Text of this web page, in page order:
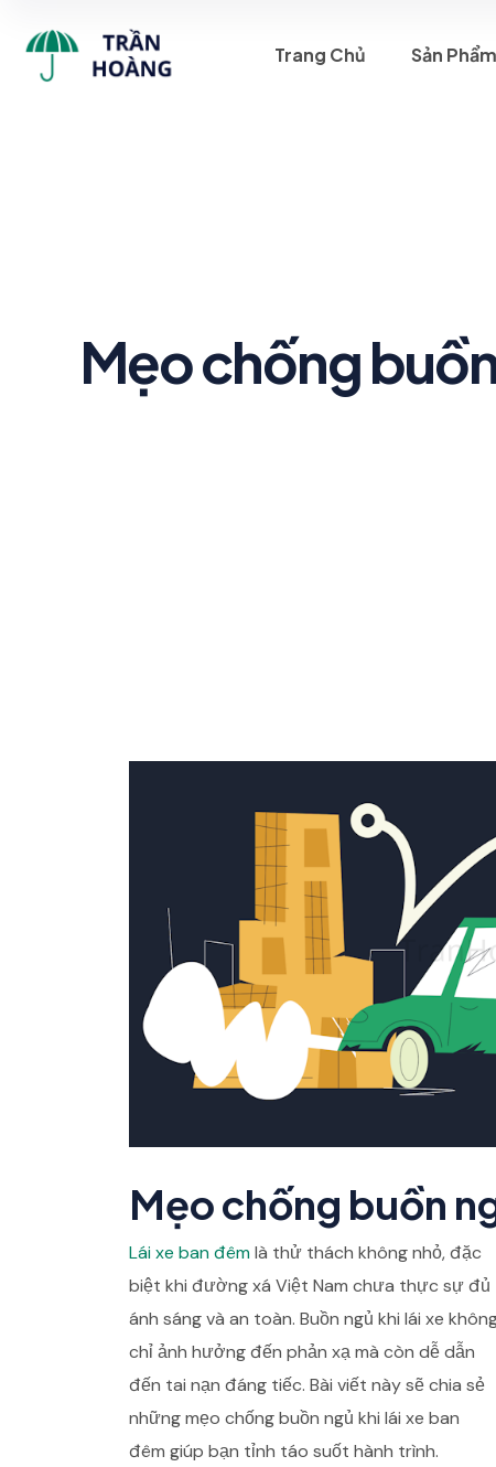
Trang Chủ Sản Phẩm
Mẹo chống
Mẹo chống buồn
Lái xe ban đêmlà thử thách không nhỏ, đặc
biệt khi đường xá Việt Nam chưa thực sự đủ
ánh sáng và an toàn. Buồn ngủ khi lái xe
chỉ ảnh hưởng đến phản xạ mà còn dễ dẫn
đến tai nạn đáng tiếc. Bài viết này sẽ chia sẻ
những mẹo chống buồn ngủ khi lái xe ban
đêm giúp bạn tỉnh táo suốt hành trình.